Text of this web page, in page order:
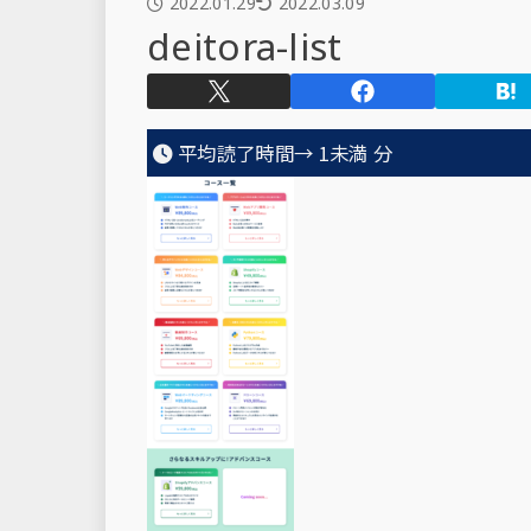
deitora-list
平均読了時間→ 1未満 分